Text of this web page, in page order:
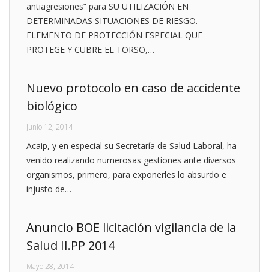
antiagresiones” para SU UTILIZACIÓN EN
DETERMINADAS SITUACIONES DE RIESGO.
ELEMENTO DE PROTECCIÓN ESPECIAL QUE
PROTEGE Y CUBRE EL TORSO,…
Nuevo protocolo en caso de accidente
biológico
Junio 12, 2014
Acaip, y en especial su Secretaría de Salud Laboral, ha
venido realizando numerosas gestiones ante diversos
organismos, primero, para exponerles lo absurdo e
injusto de…
Anuncio BOE licitación vigilancia de la
Salud II.PP 2014
Mayo 28, 2014